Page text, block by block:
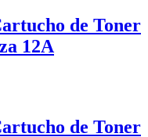
de Toner
12A
de Toner